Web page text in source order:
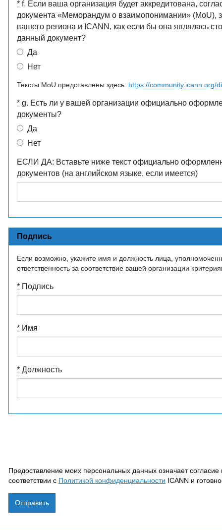
* f. Если ваша организация будет аккредитована,
документа «Меморандум о взаимопонимании» (MoU),
вашего региона и ICANN, как если бы она являлась
данный документ?
Да
Нет
Тексты MoU представлены здесь: https://community.icann.org/
* g. Есть ли у вашей организации официально
документы?
Да
Нет
ЕСЛИ ДА: Вставьте ниже текст официально
документов (на английском языке, если имеется)
Подпись
Если возможно, укажите имя и должность лица,
ответственность за соответствие вашей организации
* Подпись
* Имя
* Должность
Предоставление моих персональных данных означает
соответствии с Политикой конфиденциальности ICANN и